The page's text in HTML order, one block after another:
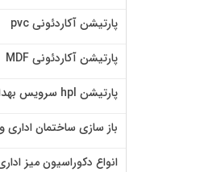
پارتیشن آکاردئونی pvc
پارتیشن آکاردئونی MDF
پارتیشن hpl سرویس بهداشتی
باز سازی ساختمان اداری
انواع دکوراسیون میز